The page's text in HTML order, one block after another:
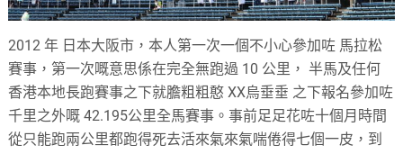
2012 年 日本大阪市，本人第一次一個不小心參加咗 馬拉松
賽事，第一次嘅意思係在完全無跑過 10 公里， 半馬及任何
香港本地長跑賽事之下就膽粗粗憨 XX烏垂垂 之下報名參加咗
千里之外嘅 42.195公里全馬賽事。事前足足花咗十個月時間
從只能跑兩公里都跑得死去活來氣來氣喘倦得七個一皮，到